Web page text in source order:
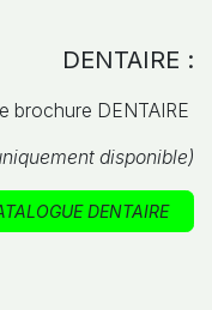
DENTAIRE :
brochure DENTAIRE
disponible)
DENTAIRE